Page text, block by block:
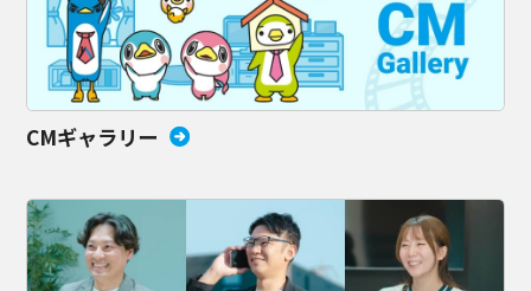
CMギャラリー